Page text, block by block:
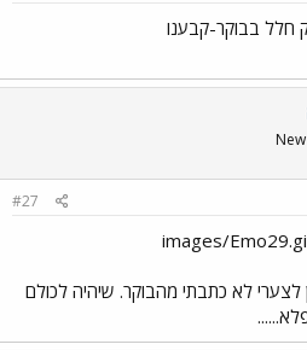
חלל בבוקר-קבענו
#27
לצערי לא כתבתי מהבוקר. שיהיה לכולם